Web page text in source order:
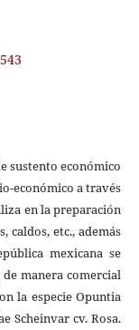
sustento económico
económico a través
en la preparación
caldos, etc., además
mexicana se
manera comercial
la especie Opuntia
Scheinvar cv. Rosa.